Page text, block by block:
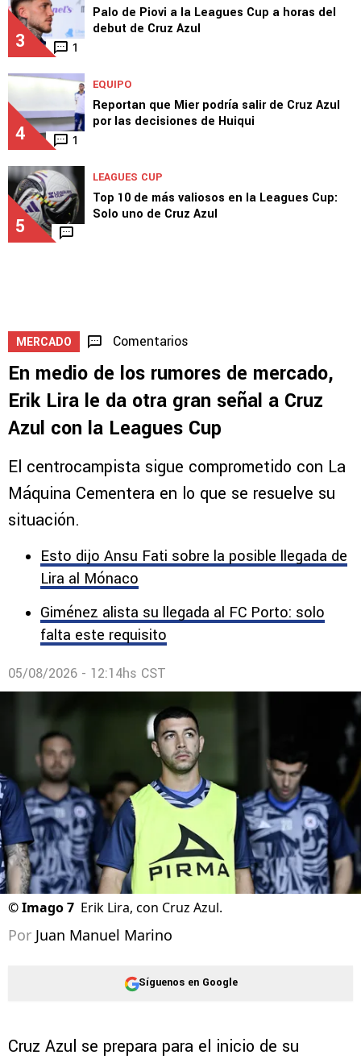
3 1
Palo de Piovi a la Leagues Cup a horas del
debut de Cruz Azul
4 1
EQUIPO
Reportan que Mier podría salir de Cruz Azul
por las decisiones de Huiqui
5
LEAGUES CUP
Top 10 de más valiosos en la Leagues Cup:
Solo uno de Cruz Azul
MERCADO Comentarios
En medio de los rumores de mercado,
Erik Lira le da otra gran señal a Cruz
Azul con la Leagues Cup
El centrocampista sigue comprometido con La
Máquina Cementera en lo que se resuelve su
situación.
Esto dijo Ansu Fati sobre la posible llegada de
Lira al Mónaco
Giménez alista su llegada al FC Porto: solo
falta este requisito
05/08/2026 - 12:14hs CST
©Imago 7 Erik Lira, con Cruz Azul.
Por Juan Manuel Marino
Síguenos en Google
Cruz Azul se prepara para el inicio de su